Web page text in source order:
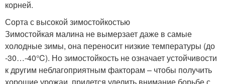
корней.
Сорта с высокой зимостойкостью
Зимостойкая малина не вымерзает даже в самые
холодные зимы, она переносит низкие температуры (до
-30…-40°C). Но зимостойкость не означает устойчивости
к другим неблагоприятным факторам – чтобы получить